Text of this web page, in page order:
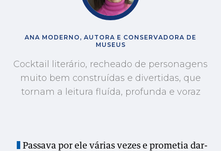
ANA MODERNO, AUTORA E CONSERVADORA DE
MUSEUS
Cocktail literário, recheado de personagens
muito bem construídas e divertidas, que
tornam a leitura fluída, profunda e voraz
Passava por ele várias vezes e prometia dar-